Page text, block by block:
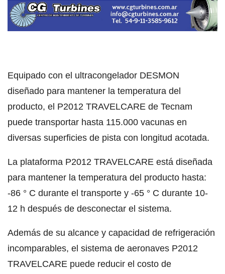
Equipado con el ultracongelador DESMON
diseñado para mantener la temperatura del
producto, el P2012 TRAVELCARE de Tecnam
puede transportar hasta 115.000 vacunas en
diversas superficies de pista con longitud acotada.
La plataforma P2012 TRAVELCARE está diseñada
para mantener la temperatura del producto hasta:
-86 ° C durante el transporte y -65 ° C durante 10-
12 h después de desconectar el sistema.
Además de su alcance y capacidad de refrigeración
incomparables, el sistema de aeronaves P2012
TRAVELCARE puede reducir el costo de